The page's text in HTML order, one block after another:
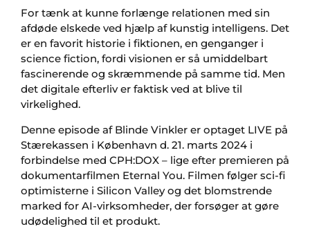
For tænk at kunne forlænge relationen med sin
afdøde elskede ved hjælp af kunstig intelligens. Det
er en favorit historie i fiktionen, en genganger i
science fiction, fordi visionen er så umiddelbart
fascinerende og skræmmende på samme tid. Men
det digitale efterliv er faktisk ved at blive til
virkelighed.
Denne episode af Blinde Vinkler er optaget LIVE på
Stærekassen i København d. 21. marts 2024 i
forbindelse med CPH:DOX – lige efter premieren på
dokumentarfilmen Eternal You. Filmen følger sci-fi
optimisterne i Silicon Valley og det blomstrende
marked for AI-virksomheder, der forsøger at gøre
udødelighed til et produkt.